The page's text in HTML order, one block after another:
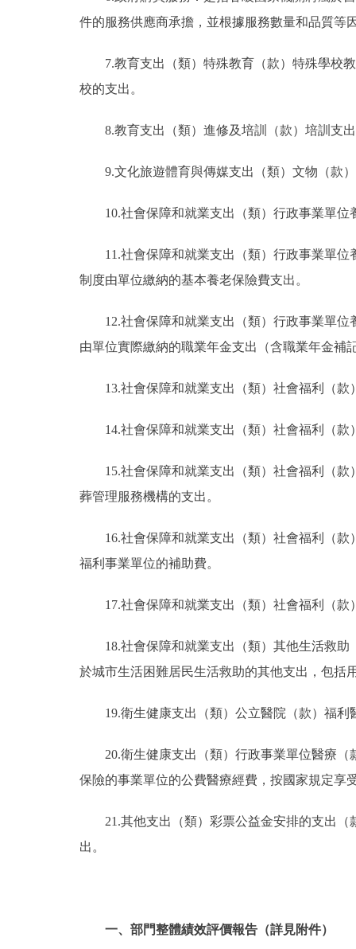
件的服務供應商承擔，並根據服務數量和品質等
7.教育支出（類）特殊教育（款）特殊學校
校的支出。
8.教育支出（類）進修及培訓（款）培訓支
9.文化旅遊體育與傳媒支出（類）文物（款
10.社會保障和就業支出（類）行政事業單
11.社會保障和就業支出（類）行政事業單
制度由單位繳納的基本養老保險費支出。
12.社會保障和就業支出（類）行政事業單
由單位實際繳納的職業年金支出（含職業年金補
13.社會保障和就業支出（類）社會福利（
14.社會保障和就業支出（類）社會福利（
15.社會保障和就業支出（類）社會福利（
葬管理服務機構的支出。
16.社會保障和就業支出（類）社會福利（
福利事業單位的補助費。
17.社會保障和就業支出（類）社會福利（
18.社會保障和就業支出（類）其他生活救
於城市生活困難居民生活救助的其他支出，包括
19.衛生健康支出（類）公立醫院（款）福
20.衛生健康支出（類）行政事業單位醫療
保險的事業單位的公費醫療經費，按國家規定享
21.其他支出（類）彩票公益金安排的支出
出。
一、部門整體績效評價報告（詳見附件）